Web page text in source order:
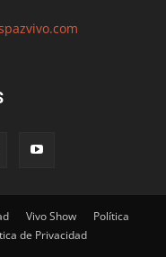
Vivo Show
Política
de Privacidad